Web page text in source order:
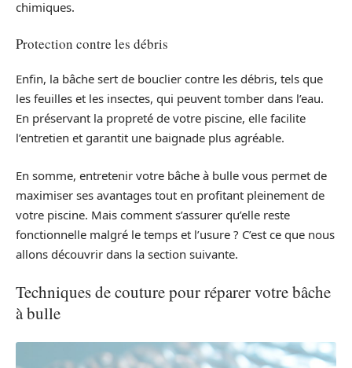
chimiques.
Protection contre les débris
Enfin, la bâche sert de bouclier contre les débris, tels que
les feuilles et les insectes, qui peuvent tomber dans l’eau.
En préservant la propreté de votre piscine, elle facilite
l’entretien et garantit une baignade plus agréable.
En somme, entretenir votre bâche à bulle vous permet de
maximiser ses avantages tout en profitant pleinement de
votre piscine. Mais comment s’assurer qu’elle reste
fonctionnelle malgré le temps et l’usure ? C’est ce que nous
allons découvrir dans la section suivante.
Techniques de couture pour réparer votre bâche
à bulle